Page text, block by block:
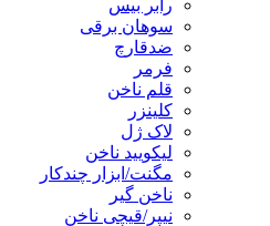
رابر بیس
سوهان برقی
ضدقارچ
فرمر
قلم ناخن
کلینزر
لاک ژل
لیکوييد ناخن
مگنت/ابزار چندکار
ناخن گیر
نیپر/قیچی ناخن